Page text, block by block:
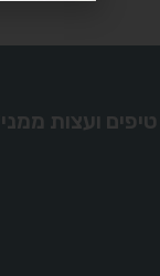
ועצות